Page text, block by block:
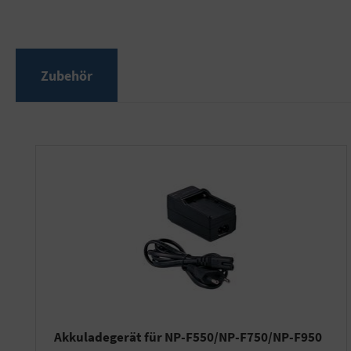
Zubehör
Akkuladegerät für NP-F550/NP-F750/NP-F950